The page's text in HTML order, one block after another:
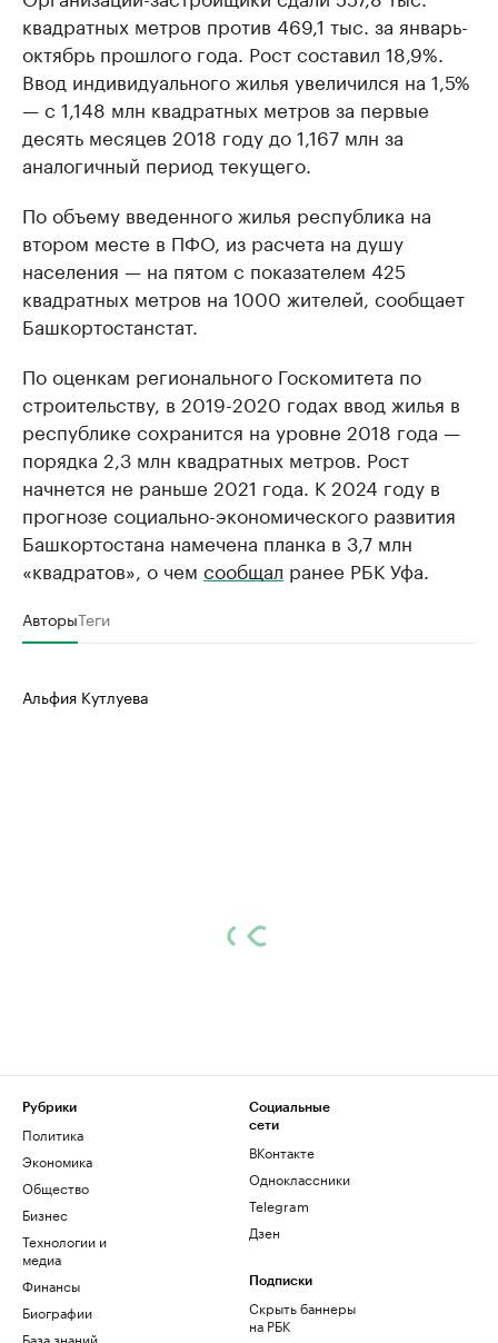
квадратных метров против 469,1 тыс. за январь-
октябрь прошлого года. Рост составил 18,9%.
Ввод индивидуального жилья увеличился на 1,5%
— с 1,148 млн квадратных метров за первые
десять месяцев 2018 году до 1,167 млн за
аналогичный период текущего.
По объему введенного жилья республика на
втором месте в ПФО, из расчета на душу
населения — на пятом с показателем 425
квадратных метров на 1000 жителей, сообщает
Башкортостанстат.
По оценкам регионального Госкомитета по
строительству, в 2019-2020 годах ввод жилья в
республике сохранится на уровне 2018 года —
порядка 2,3 млн квадратных метров. Рост
начнется не раньше 2021 года. К 2024 году в
прогнозе социально-экономического развития
Башкортостана намечена планка в 3,7 млн
«квадратов», о чем сообщал ранее РБК Уфа.
АвторыТеги
Альфия Кутлуева
Рубрики
Политика
Экономика
Общество
Бизнес
Технологии и
медиа
Финансы
Биографии
База знаний
Социальные
сети
ВКонтакте
Одноклассники
Telegram
Дзен
Подписки
Скрыть баннеры
на РБК